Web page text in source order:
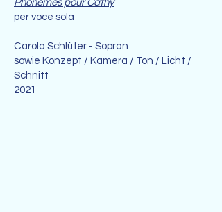
Phonèmes pour Cathy
per voce sola
Carola Schlüter - Sopran
sowie Konzept / Kamera / Ton / Licht /
Schnitt
2021